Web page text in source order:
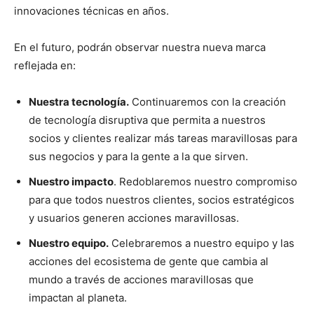
innovaciones técnicas en años.
En el futuro, podrán observar nuestra nueva marca
reflejada en:
Nuestra tecnología. Continuaremos con la creación
de tecnología disruptiva que permita a nuestros
socios y clientes realizar más tareas maravillosas para
sus negocios y para la gente a la que sirven.
Nuestro impacto. Redoblaremos nuestro compromiso
para que todos nuestros clientes, socios estratégicos
y usuarios generen acciones maravillosas.
Nuestro equipo. Celebraremos a nuestro equipo y las
acciones del ecosistema de gente que cambia al
mundo a través de acciones maravillosas que
impactan al planeta.